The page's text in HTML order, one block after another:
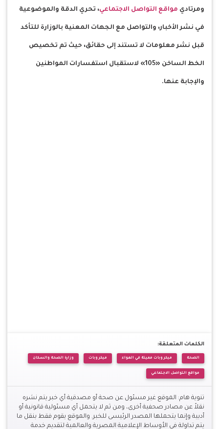
ومرتادي مواقع التواصل الاجتماعي، تحري الدقة والموضوعية
في نشر الأخبار، والتواصل مع الجهات المعنية بالوزارة للتأكد
قبل نشر معلومات لا تستند إلى حقائق، حيث تم تخصيص
الخط الساخن «105» لاستقبال استفسارات المواطنين
والإجابة عنها.
الكلمات المتعلقة:
الصحة ميكروبات مميتة في الهواء ميكروبات وزارة الصحة والسكان
مواقع التواصل الاجتماعي
تنوية هام: الموقع غير مسئول عن صحة أو مصدقية أي خبر يتم نشره
نقلاً عن مصادر صحفية أخرى، ومن ثم لا يتحمل أي مسئولية قانونية أو
أدبية وإنما يتحملها المصدر الرئيسى للخبر. والموقع يقوم فقط بنقل ما
يتم تداولة فى الأوساط الإعلامية المصرية والعالمية لتقديم خدمة